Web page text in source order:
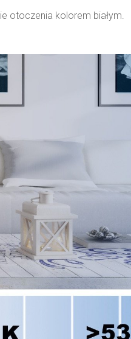
otoczenia kolorem białym.